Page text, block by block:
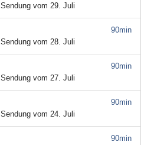
Sendung vom 29. Juli
90min
Sendung vom 28. Juli
90min
Sendung vom 27. Juli
90min
Sendung vom 24. Juli
90min